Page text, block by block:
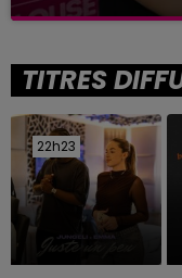
TITRES
22h23
22h23